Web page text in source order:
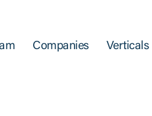
Companies Verticals